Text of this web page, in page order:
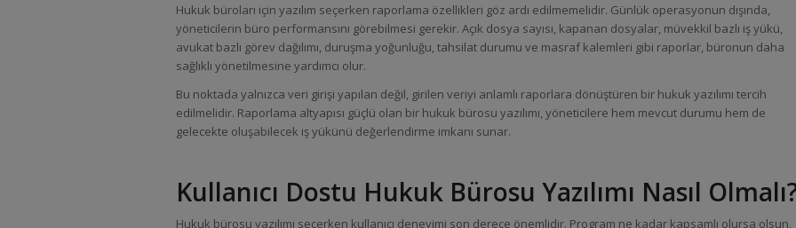
Hukuk büroları için yazılım seçerken raporlama özellikleri göz ardı edilmemelidir. Günlük operasyonun dışında,
yöneticilerin büro performansını görebilmesi gerekir. Açık dosya sayısı, kapanan dosyalar, müvekkil bazlı iş yükü,
avukat bazlı görev dağılımı, duruşma yoğunluğu, tahsilat durumu ve masraf kalemleri gibi raporlar, büronun daha
sağlıklı yönetilmesine yardımcı olur.
Bu noktada yalnızca veri girişi yapılan değil, girilen veriyi anlamlı raporlara dönüştüren bir hukuk yazılımı tercih
edilmelidir. Raporlama altyapısı güçlü olan bir hukuk bürosu yazılımı, yöneticilere hem mevcut durumu hem de
gelecekte oluşabilecek iş yükünü değerlendirme imkanı sunar.
Kullanıcı Dostu Hukuk Bürosu Yazılımı Nasıl
Hukuk bürosu yazılımı seçerken kullanıcı deneyimi son derece önemlidir. Program ne kadar kapsamlı olursa olsun,